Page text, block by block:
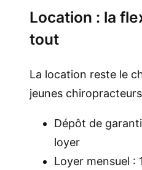
Location : la
tout
La location reste le
jeunes
Dépôt de
loyer
Loyer mensuel :